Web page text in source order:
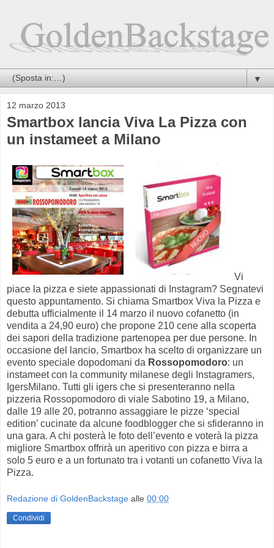
▼
12 marzo 2013
Smartbox lancia Viva La Pizza con
un instameet a Milano
Vi
piace la pizza e siete appassionati di Instagram? Segnatevi
questo appuntamento. Si chiama Smartbox Viva la Pizza e
debutta ufficialmente il 14 marzo il nuovo cofanetto (in
vendita a 24,90 euro) che propone 210 cene alla scoperta
dei sapori della tradizione partenopea per due persone. In
occasione del lancio, Smartbox ha scelto di organizzare un
evento speciale dopodomani da Rossopomodoro: un
instameet con la community milanese degli Instagramers,
IgersMilano. Tutti gli igers che si presenteranno nella
pizzeria Rossopomodoro di viale Sabotino 19, a Milano,
dalle 19 alle 20, potranno assaggiare le pizze ‘special
edition’ cucinate da alcune foodblogger che si sfideranno in
una gara. A chi posterà le foto dell’evento e voterà la pizza
migliore Smartbox offrirà un aperitivo con pizza e birra a
solo 5 euro e a un fortunato tra i votanti un cofanetto Viva la
Pizza.
Redazione di GoldenBackstage alle 00:00
Condividi